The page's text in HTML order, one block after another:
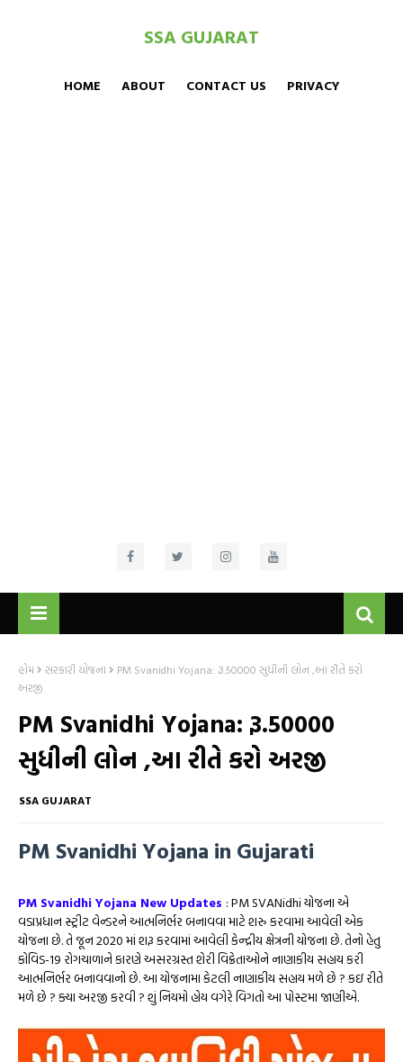
SSA GUJARAT
HOME ABOUT CONTACT US PRIVACY
હોમ સરકારી યોજના
PM Svanidhi Yojana: રૂ.50000 સુધીની લોન ,આ રીતે કરો
અરજી
PM Svanidhi Yojana: રૂ.50000
સુધીની લોન ,આ રીતે કરો અરજી
SSA GUJARAT
PM Svanidhi Yojana in Gujarati
PM Svanidhi Yojana New Updates : PM SVANidhi યોજના એ
વડાપ્રધાન સ્ટ્રીટ વેન્ડરને આત્મનિર્ભર બનાવવા માટે શરુ કરવામા આવેલી એક
યોજના છે. તે જૂન 2020 માં શરૂ કરવામાં આવેલી કેન્દ્રીય ક્ષેત્રની યોજના છે. તેનો હેતુ
કોવિડ-19 રોગચાળાને કારણે અસરગ્રસ્ત શેરી વિક્રેતાઓને નાણાકીય સહાય કરી
આત્મનિર્ભર બનાવવાનો છે. આ યોજનામા કેટલી નાણાકીય સહાય મળે છે ? કઇ રીતે
મળે છે ? ક્યા અરજી કરવી ? શું નિયમો હોય વગેરે વિગતો આ પોસ્ટમા જાણીએ.